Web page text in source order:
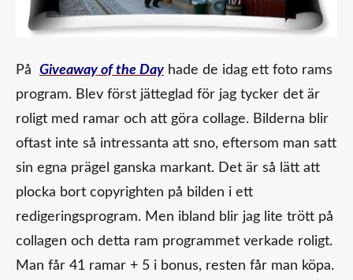
På Giveaway of the Day hade de idag ett foto rams
program. Blev först jätteglad för jag tycker det är
roligt med ramar och att göra collage. Bilderna blir
oftast inte så intressanta att sno, eftersom man satt
sin egna prägel ganska markant. Det är så lätt att
plocka bort copyrighten på bilden i ett
redigeringsprogram. Men ibland blir jag lite trött på
collagen och detta ram programmet verkade roligt.
Man får 41 ramar + 5 i bonus, resten får man köpa.